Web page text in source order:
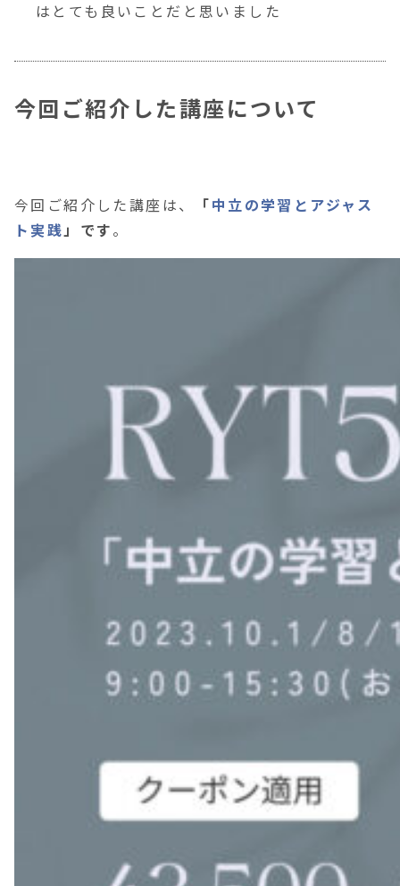
はとても良いことだと思いました
今回ご紹介した講座について
今回ご紹介した講座は、 「 中立の学習とアジャス
ト実践」 です 。